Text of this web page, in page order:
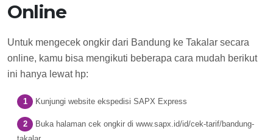
Online
Untuk mengecek ongkir dari Bandung ke Takalar secara
online, kamu bisa mengikuti beberapa cara mudah berikut
ini hanya lewat hp:
Kunjungi website ekspedisi SAPX Express
Buka halaman cek ongkir di www.sapx.id/id/cek-tarif/bandung-